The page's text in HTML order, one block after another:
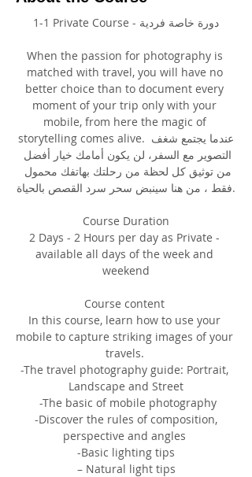
1-1 Private Course - دورة خاصة فردية
When the passion for photography is
matched with travel, you will have no
better choice than to document every
moment of your trip only with your
mobile, from here the magic of
storytelling comes alive. عندما يجتمع شغف
التصوير مع السفر، لن يكون أمامك خيار أفضل
من توثيق كل لحظة من رحلتك بهاتفك محمول
فقط ، من هنا سينبض سحر سرد القصص بالحياة.
Course Duration
2 Days - 2 Hours per day as Private -
available all days of the week and
weekend
Course content
In this course, learn how to use your
mobile to capture striking images of your
travels.
-The travel photography guide: Portrait,
Landscape and Street
-The basic of mobile photography
perspective and angles
-Basic lighting tips
– Natural light tips